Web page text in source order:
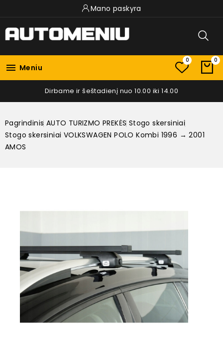
Mano paskyra
 Meniu
0 0
Dirbame ir šeštadienį nuo 10.00 iki 14.00
Pagrindinis AUTO TURIZMO PREKĖS Stogo skersiniai
Stogo skersiniai VOLKSWAGEN POLO Kombi 1996 → 2001
AMOS